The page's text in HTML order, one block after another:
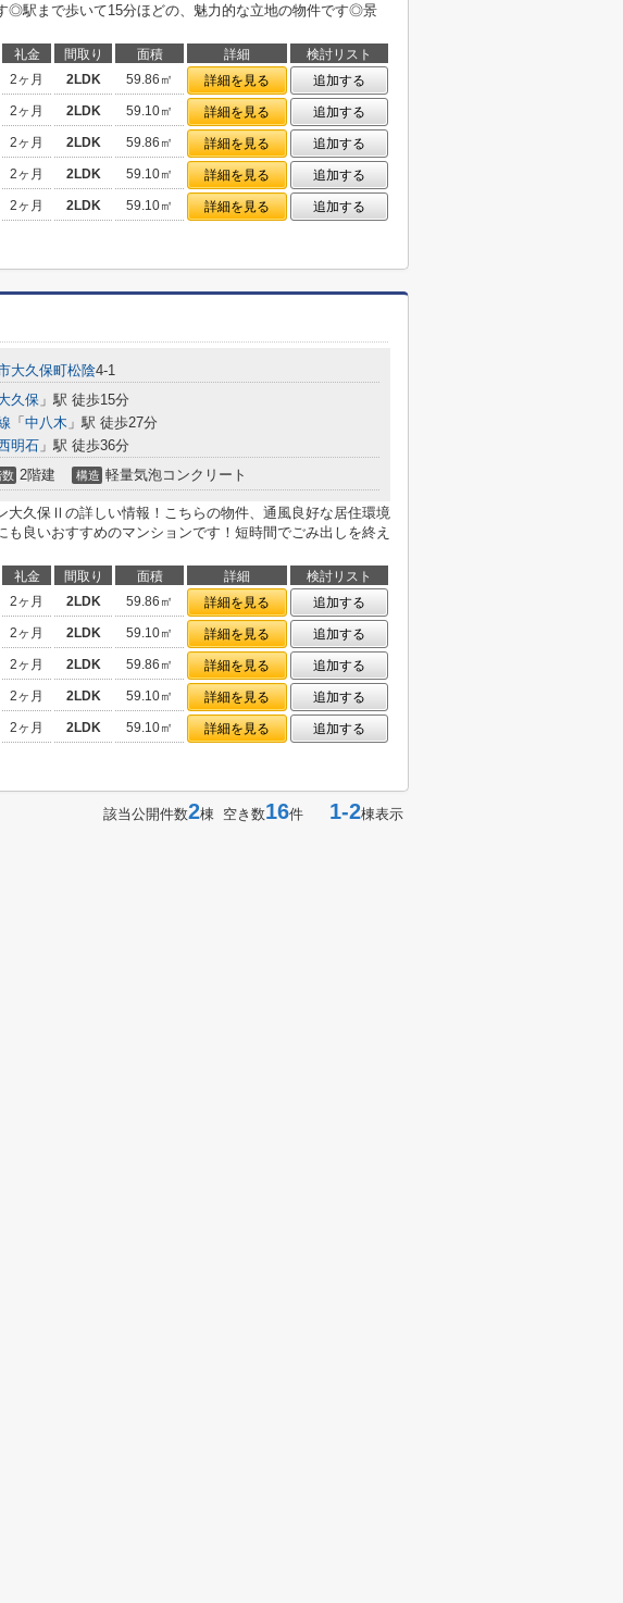
◎駅まで歩いて15分ほどの、魅力的な立地の物件です◎景
礼金 間取り 面積 詳細
検討リスト
2ヶ月 2LDK 59.86㎡ 詳細を見る
追加する
2ヶ月 2LDK 59.10㎡ 詳細を見る
追加する
2ヶ月 2LDK 59.86㎡ 詳細を見る
追加する
2ヶ月 2LDK 59.10㎡ 詳細を見る
追加する
2ヶ月 2LDK 59.10㎡ 詳細を見る 追加する
大久保町松陰4-1
久保 」駅 徒歩15分
「 中八木 」駅 徒歩27分
明石 」駅 徒歩36分
数 2階建 構造 軽量気泡コンクリート
大久保Ⅱの詳しい情報！こちらの物件、通風良好な居住環境
も良いおすすめのマンションです！短時間でごみ出しを終え
礼金 間取り 面積 詳細
検討リスト
2ヶ月 2LDK 59.86㎡ 詳細を見る
追加する
2ヶ月 2LDK 59.10㎡ 詳細を見る
追加する
2ヶ月 2LDK 59.86㎡ 詳細を見る
追加する
2ヶ月 2LDK 59.10㎡ 詳細を見る
追加する
2ヶ月 2LDK 59.10㎡ 詳細を見る 追加する
該当公開件数2棟 空き数16件 1-2棟表示